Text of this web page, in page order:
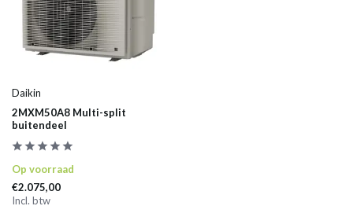
Daikin
2MXM50A8 Multi-split
buitendeel
Op voorraad
€2.075,00
Incl. btw